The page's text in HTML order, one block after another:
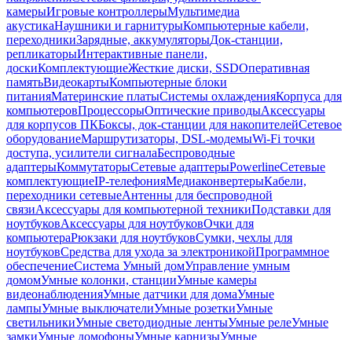
камерыИгровые контроллерыМультимедиа
акустикаНаушники и гарнитурыКомпьютерные кабели,
переходникиЗарядные, аккумуляторыДок-станции,
репликаторыИнтерактивные панели,
доскиКомплектующиеЖесткие диски, SSDОперативная
памятьВидеокартыКомпьютерные блоки
питанияМатеринские платыСистемы охлажденияКорпуса для
компьютеровПроцессорыОптические приводыАксессуары
для корпусов ПКБоксы, док-станции для накопителейСетевое
оборудованиеМаршрутизаторы, DSL-модемыWi-Fi точки
доступа, усилители сигналаБеспроводные
адаптерыКоммутаторыСетевые адаптерыPowerlineСетевые
комплектующиеIP-телефонияМедиаконвертерыКабели,
переходники сетевыеАнтенны для беспроводной
связиАксессуары для компьютерной техникиПодставки для
ноутбуковАксессуары для ноутбуковОчки для
компьютераРюкзаки для ноутбуковСумки, чехлы для
ноутбуковСредства для ухода за электроникойПрограммное
обеспечениеСистема Умный домУправление умным
домомУмные колонки, станцииУмные камеры
видеонаблюденияУмные датчики для домаУмные
лампыУмные выключателиУмные розеткиУмные
светильникиУмные светодиодные лентыУмные релеУмные
замкиУмные домофоныУмные карнизыУмные